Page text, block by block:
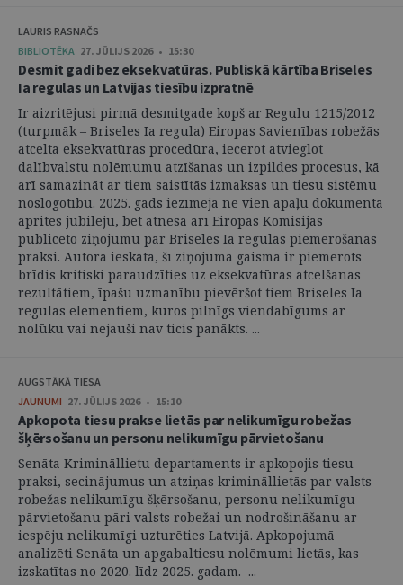
LAURIS RASNAČS
BIBLIOTĒKA 27. JŪLIJS 2026 • 15:30
Desmit gadi bez eksekvatūras. Publiskā kārtība Briseles
Ia regulas un Latvijas tiesību izpratnē
Ir aizritējusi pirmā desmitgade kopš ar Regulu 1215/2012
(turpmāk – Briseles Ia regula) Eiropas Savienības robežās
atcelta eksekvatūras procedūra, iecerot atvieglot
dalībvalstu nolēmumu atzīšanas un izpildes procesus, kā
arī samazināt ar tiem saistītās izmaksas un tiesu sistēmu
noslogotību. 2025. gads iezīmēja ne vien apaļu dokumenta
aprites jubileju, bet atnesa arī Eiropas Komisijas
publicēto ziņojumu par Briseles Ia regulas piemērošanas
praksi. Autora ieskatā, šī ziņojuma gaismā ir piemērots
brīdis kritiski paraudzīties uz eksekvatūras atcelšanas
rezultātiem, īpašu uzmanību pievēršot tiem Briseles Ia
regulas elementiem, kuros pilnīgs viendabīgums ar
nolūku vai nejauši nav ticis panākts. ...
AUGSTĀKĀ TIESA
JAUNUMI 27. JŪLIJS 2026 • 15:10
Apkopota tiesu prakse lietās par nelikumīgu robežas
šķērsošanu un personu nelikumīgu pārvietošanu
Senāta Krimināllietu departaments ir apkopojis tiesu
praksi, secinājumus un atziņas krimināllietās par valsts
robežas nelikumīgu šķērsošanu, personu nelikumīgu
pārvietošanu pāri valsts robežai un nodrošināšanu ar
iespēju nelikumīgi uzturēties Latvijā. Apkopojumā
analizēti Senāta un apgabaltiesu nolēmumi lietās, kas
izskatītas no 2020. līdz 2025. gadam. ...